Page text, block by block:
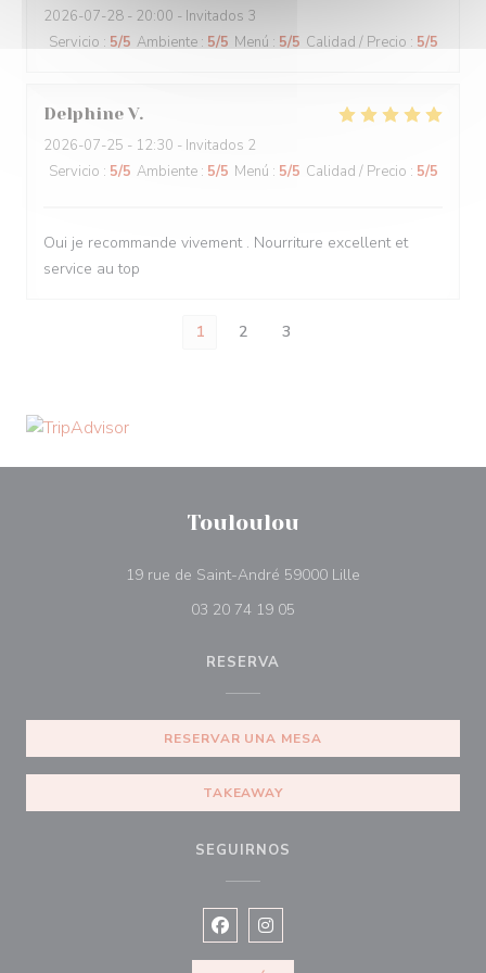
2026-07-28 - 20:00 - Invitados 3
Servicio : 5/5 Ambiente : 5/5 Menú : 5/5 Calidad / Precio : 5/5
Delphine V
2026-07-25 - 12:30 - Invitados 2
Servicio : 5/5 Ambiente : 5/5 Menú : 5/5 Calidad / Precio : 5/5
Oui je recommande vivement . Nourriture excellent et
service au top
1 2 3
Touloulou
19 rue de Saint-André 59000 Lille
03 20 74 19 05
RESERVA
RESERVAR UNA MESA
TAKEAWAY
SEGUIRNOS
Facebook ((abre en una nueva
Instagram ((abre en una